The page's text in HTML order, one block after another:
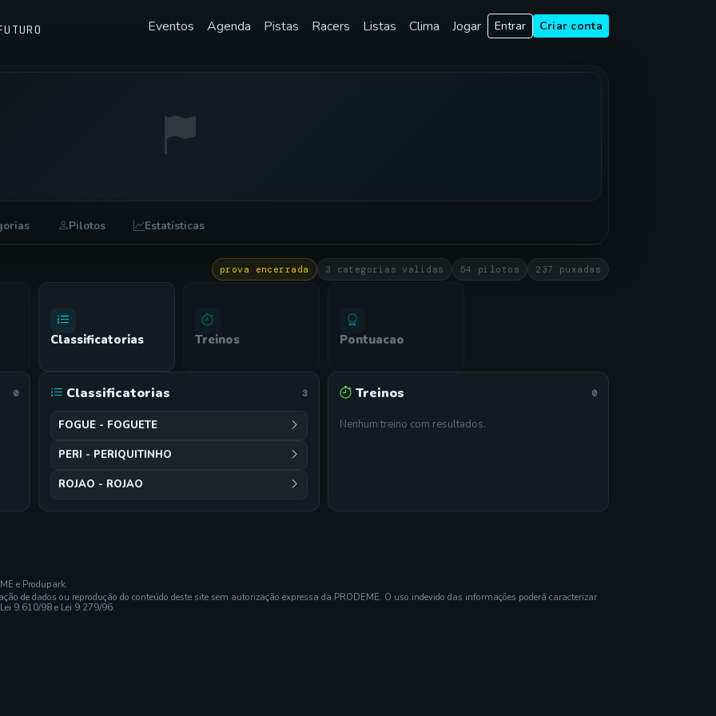
Eventos Agenda Pistas Racers Listas Clima Jogar Entrar Criar conta
DOS AMIGOS
Pilotos Estatísticas
prova encerrada 3 categorias validas 54 pilotos 237 puxadas
Classificatorias Treinos Pontuacao
0 Classificatorias 3
FOGUE - FOGUETE
PERI - PERIQUITINHO
ROJAO - ROJAO
Treinos 0
Nenhum treino com resultados.
e Produpark.
de dados ou reprodução do conteúdo deste site sem autorização expressa da PRODEME. O uso indevido das informações poderá caracterizar
9.610/98 e Lei 9.279/96.